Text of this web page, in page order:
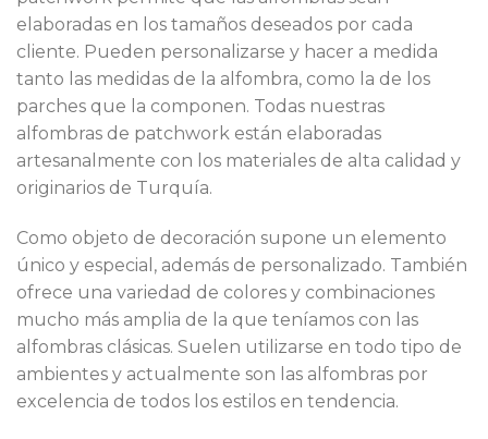
elaboradas en los tamaños deseados por cada
cliente. Pueden personalizarse y hacer a medida
tanto las medidas de la alfombra, como la de los
parches que la componen. Todas nuestras
alfombras de patchwork están elaboradas
artesanalmente con los materiales de alta calidad y
originarios de Turquía.
Como objeto de decoración supone un elemento
único y especial, además de personalizado. También
ofrece una variedad de colores y combinaciones
mucho más amplia de la que teníamos con las
alfombras clásicas. Suelen utilizarse en todo tipo de
ambientes y actualmente son las alfombras por
excelencia de todos los estilos en tendencia.